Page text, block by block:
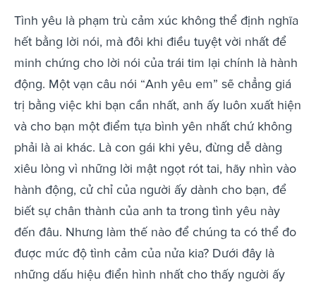
Tình yêu là phạm trù cảm xúc không thể định nghĩa
hết bằng lời nói, mà đôi khi điều tuyệt vời nhất để
minh chứng cho lời nói của trái tim lại chính là hành
động. Một vạn câu nói “Anh yêu em” sẽ chẳng giá
trị bằng việc khi bạn cần nhất, anh ấy luôn xuất hiện
và cho bạn một điểm tựa bình yên nhất chứ không
phải là ai khác. Là con gái khi yêu, đừng dễ dàng
xiêu lòng vì những lời mật ngọt rót tai, hãy nhìn vào
hành động, cử chỉ của người ấy dành cho bạn, để
biết sự chân thành của anh ta trong tình yêu này
đến đâu. Nhưng làm thế nào để chúng ta có thể đo
được mức độ tình cảm của nửa kia? Dưới đây là
những dấu hiệu điển hình nhất cho thấy người ấy